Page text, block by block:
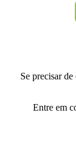
Se precisar
Entre em